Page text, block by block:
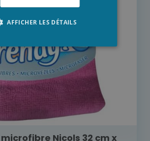
Nicols 32 cm x
AFFICHER LES DÉTAILS